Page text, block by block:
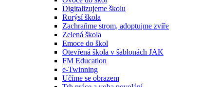
Digitalizujeme školu
Rorýsí škola
Zachraňme strom, adoptujme zvíře
Zelená škola
Emoce do škol
Otevřená škola v šablonách JAK
FM Education
e-Twinning
Učíme se obrazem